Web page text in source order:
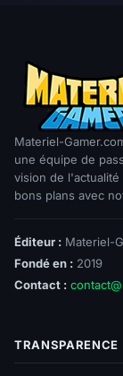
Materiel-
une équipe de
vision de
bons plans avec
Éditeur : Materiel-
Fondé en : 2019
Contact :
TRANSPARENCE